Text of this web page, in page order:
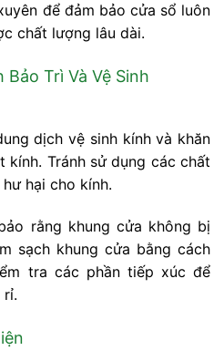
để đảm bảo cửa sổ luôn
chất lượng lâu dài.
Trì Và Vệ Sinh
dịch vệ sinh kính và khăn
kính. Tránh sử dụng các chất
hại cho kính.
rằng khung cửa không bị
sạch khung cửa bằng cách
tra các phần tiếp xúc để
rỉ.